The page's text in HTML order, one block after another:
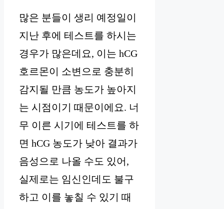
많은 분들이 생리 예정일이
지난 후에 테스트를 하시는
경우가 많은데요, 이는 hCG
호르몬이 소변으로 충분히
감지될 만큼 농도가 높아지
는 시점이기 때문이에요. 너
무 이른 시기에 테스트를 하
면 hCG 농도가 낮아 결과가
음성으로 나올 수도 있어,
실제로는 임신인데도 불구
하고 이를 놓칠 수 있기 때